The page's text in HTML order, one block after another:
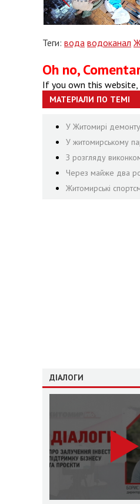
Теги: вода водоканал
Oh no,
If you own this
МАТЕРІАЛИ ПО ТЕМІ
У Житомирі
У житомирському
З розгляду
Через майже два
Житомирські
ДІАЛОГИ